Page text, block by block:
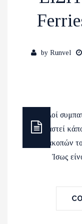
by Runvel
Πολλοί
επιβιβαστεί
των διακοπών
Ίσως